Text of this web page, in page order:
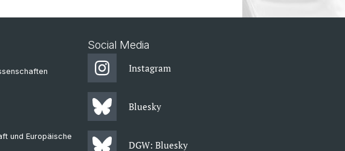
und Europäische
Social Media
Instagram
Bluesky
DGW: Bluesky